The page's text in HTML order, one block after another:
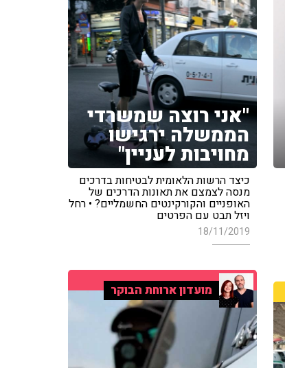
"אני רוצה שמשרדי
הממשלה ירגישו
מחויבות לעניין"
כיצד הרשות הלאומית לבטיחות בדרכים
מנסה לצמצם את תאונות הדרכים של
האופניים והקורקינטים החשמליים? • רחל
ויזל תבט עם הפרטים
18/11/2019
מועדון ארוחת הבוקר